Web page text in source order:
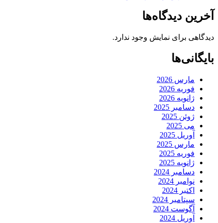
آخرین دیدگاه‌ها
دیدگاهی برای نمایش وجود ندارد.
بایگانی‌ها
مارس 2026
فوریه 2026
ژانویه 2026
دسامبر 2025
ژوئن 2025
می 2025
آوریل 2025
مارس 2025
فوریه 2025
ژانویه 2025
دسامبر 2024
نوامبر 2024
اکتبر 2024
سپتامبر 2024
آگوست 2024
آوریل 2024